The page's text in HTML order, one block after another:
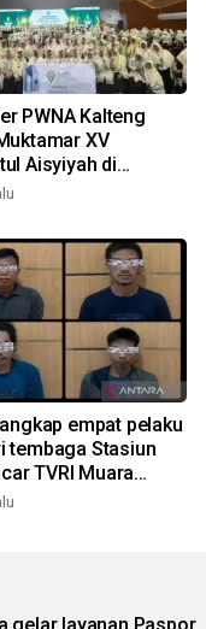
PWNA Kalteng
XV
Aisyiyah di
empat pelaku
tembaga Stasiun
TVRI Muara